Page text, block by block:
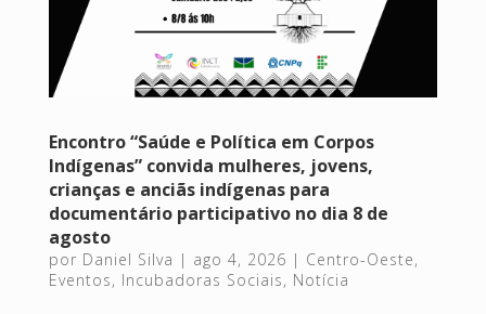
Encontro “Saúde e Política em Corpos
Indígenas” convida mulheres, jovens,
crianças e anciãs indígenas para
documentário participativo no dia 8 de
agosto
por Daniel Silva | ago 4, 2026 | Centro-Oeste,
Eventos, Incubadoras Sociais, Notícia